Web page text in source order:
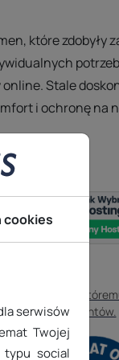
które zdobyły
Stale
i ochronę na
hosting,
klientów.
cookies
serwisów
Twojej
typu social